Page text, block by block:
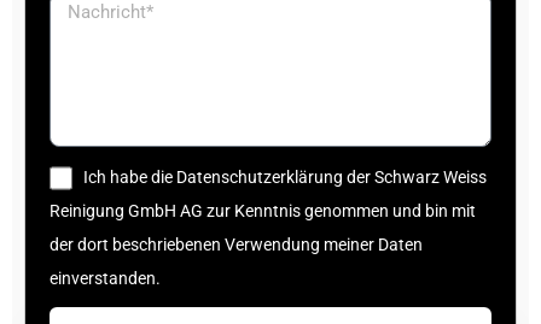
Ich habe die Datenschutzerklärung der Schwarz Weiss
Reinigung GmbH AG zur Kenntnis genommen und bin mit
der dort beschriebenen Verwendung meiner Daten
einverstanden.